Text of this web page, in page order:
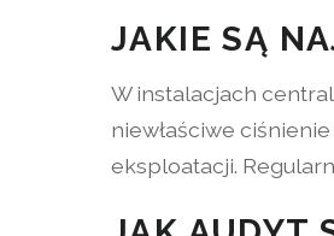
JAKIE SĄ
W instalacjach
niewłaściwe
eksploatacji.